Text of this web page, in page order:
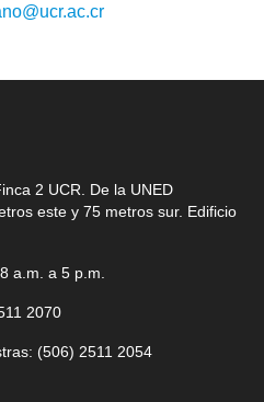
2 UCR. De la UNED
este y 75 metros sur. Edificio
a.m. a 5 p.m.
2070
(506) 2511 2054